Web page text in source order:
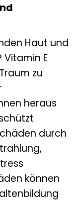
Haut und
E
zu
heraus
durch
können